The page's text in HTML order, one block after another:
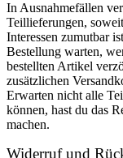
In Ausnahmefällen
Teillieferungen,
Interessen zumutbar
Bestellung warten,
bestellten Artikel
zusätzlichen
Erwarten nicht alle
können, hast du das
machen.
Widerruf und